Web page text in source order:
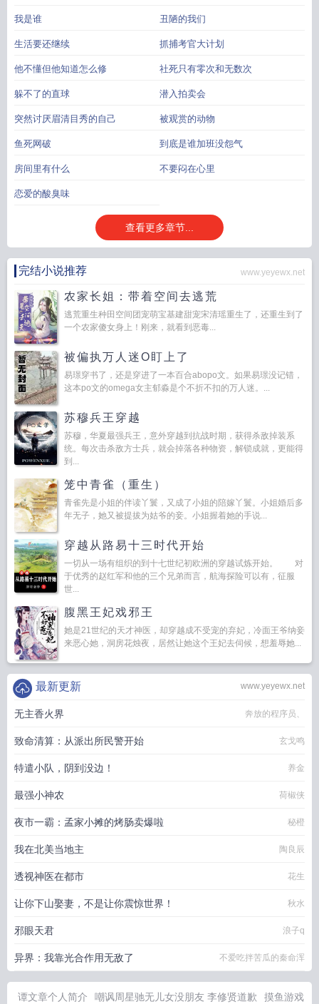
我是谁 丑陋的我们
生活要还继续 抓捕考官大计划
他不懂但他知道怎么修 社死只有零次和无数次
躲不了的直球 潜入拍卖会
突然讨厌眉清目秀的自己 被观赏的动物
鱼死网破 到底是谁加班没怨气
房间里有什么 不要闷在心里
恋爱的酸臭味
查看更多章节...
完结小说推荐 www.yeyewx.net
农家长姐：带着空间去逃荒
逃荒重生种田空间团宠萌宝基建甜宠宋清瑶重生了，还重生到了
一个农家傻女身上！刚来，就看到恶毒...
被偏执万人迷O盯上了
易璟穿书了，还是穿进了一本百合abopo文。如果易璟没记错，
这本po文的omega女主郁淼是个不折不扣的万人迷。...
苏穆兵王穿越
苏穆，华夏最强兵王，意外穿越到抗战时期，获得杀敌掉装系
统。每次击杀敌方士兵，就会掉落各种物资，解锁成就，更能得
到...
笼中青雀（重生）
青雀先是小姐的伴读丫鬟，又成了小姐的陪嫁丫鬟。小姐婚后多
年无子，她又被提拔为姑爷的妾。小姐握着她的手说...
穿越从路易十三时代开始
一切从一场有组织的到十七世纪初欧洲的穿越试炼开始。 对
于优秀的赵红军和他的三个兄弟而言，航海探险可以有，征服
世...
腹黑王妃戏邪王
她是21世纪的天才神医，却穿越成不受宠的弃妃，冷面王爷纳妾
来恶心她，洞房花烛夜，居然让她这个王妃去伺候，想羞辱她...
www.yeyewx.net
最新更新
无主香火界 奔放的程序员、
致命清算：从派出所民警开始 玄戈鸣
特遣小队，阴到没边！ 养金
最强小神农 荷椒侠
夜市一霸：孟家小摊的烤肠卖爆啦 秘橙
我在北美当地主 陶良辰
透视神医在都市 花生
让你下山娶妻，不是让你震惊世界！ 秋水
邪眼天君 浪子q
异界：我靠光合作用无敌了 不爱吃拌苦瓜的秦命浑
谭文章个人简介 嘲讽周星驰无儿女没朋友 李修贤道歉 摸鱼游戏